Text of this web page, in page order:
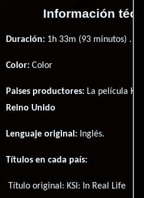
Información
Duración: 1h 33m (93 minutos) .
Color: Color
Paises productores: La película
Reino Unido
Lenguaje original: Inglés.
Títulos en cada país:
Título original: KSI: In Real Life